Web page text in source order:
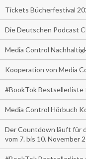
Tickets Bücherfestival
Die Deutschen Podcast
Media Control
Kooperation von Media
#BookTok Bestsellerliste
Media Control Hörbuch
Der Countdown läuft für
vom 7. bis 10. November